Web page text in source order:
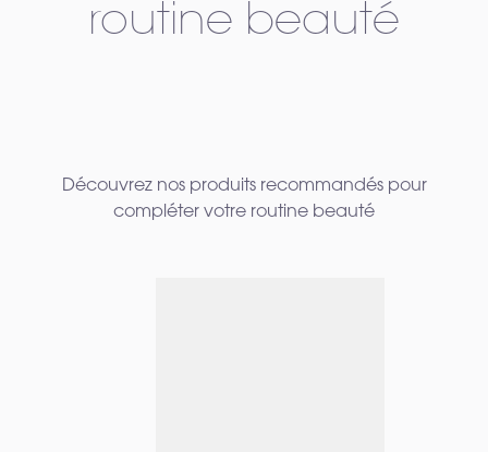
routine beauté
Découvrez nos produits recommandés pour
compléter votre routine beauté